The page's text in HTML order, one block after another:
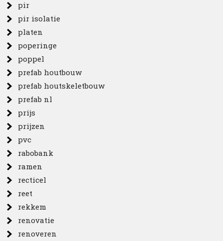
pir
pir isolatie
platen
poperinge
poppel
prefab houtbouw
prefab houtskeletbouw
prefab nl
prijs
prijzen
pvc
rabobank
ramen
recticel
reet
rekkem
renovatie
renoveren